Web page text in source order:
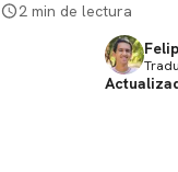
2 min de lectura